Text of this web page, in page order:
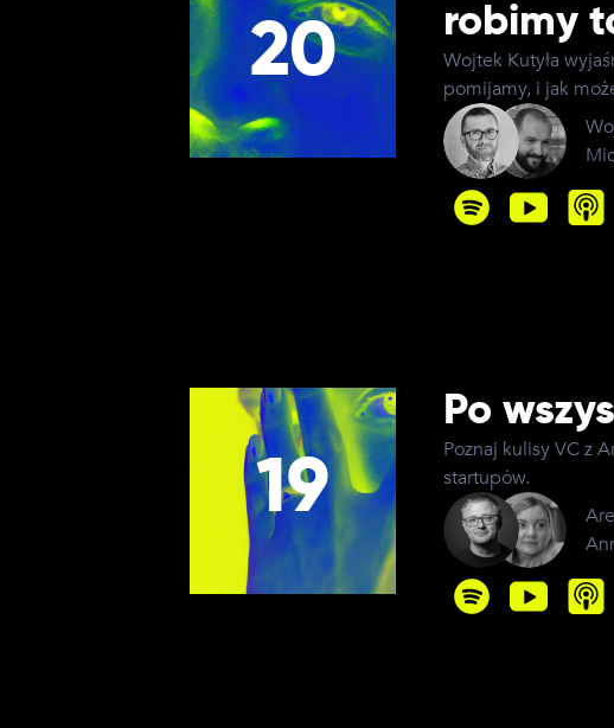
20
robimy
Wojtek Kutyła
pomijamy, i jak
19
Po
Poznaj kulisy VC z
startupów.